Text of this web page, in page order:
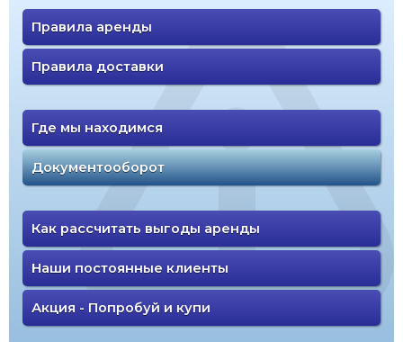
Правила аренды
Правила доставки
Где мы находимся
Документооборот
Как рассчитать выгоды аренды
Наши постоянные клиенты
Акция - Попробуй и купи